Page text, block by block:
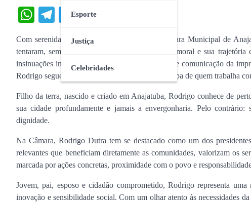
Esporte
Justiça
Celebridades
WhatsApp
Telegram
TwitterFacebook
Com serenidade e firmeza, o presidente da Câmara Municipal de
tentaram, sem sucesso, manchar sua honra, sua moral e sua
insinuações infundadas divulgadas por veículos de comunicação da
Rodrigo segue tranquilo — com a consciência limpa de quem trabalha
Filho da terra, nascido e criado em Anajatuba, Rodrigo conhece de
sua cidade profundamente e jamais a envergonharia. Pelo
dignidade.
Na Câmara, Rodrigo Dutra tem se destacado como um dos
relevantes que beneficiam diretamente as comunidades, valorizam os
marcada por ações concretas, proximidade com o povo e
Jovem, pai, esposo e cidadão comprometido, Rodrigo representa
inovação e sensibilidade social. Com um olhar atento às necessidades